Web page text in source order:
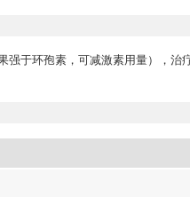
于环孢素，可减激素用量），治